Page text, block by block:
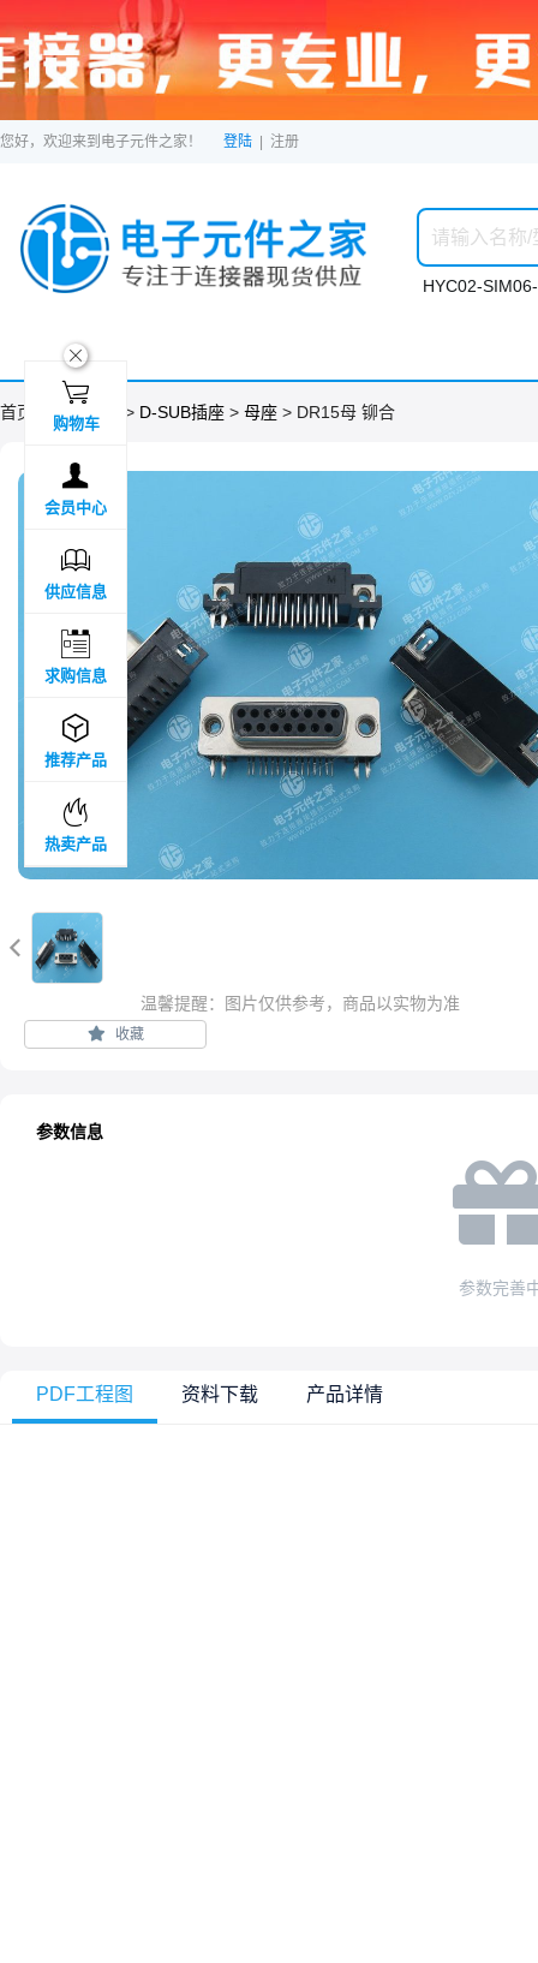
您好，欢迎来到电子元件之家！ 登陆 注册
HYC02-
首页 > 分类目录 > D-SUB插座 > 母座 > DR15母 铆合

温馨提醒：图片仅供参考，商品以实物为准
收藏
参数信息
参数完善
PDF工程图 资料下载 产品详情
ဆ

购物车

会员中心

供应信息

求购信息

推荐产品

热卖产品